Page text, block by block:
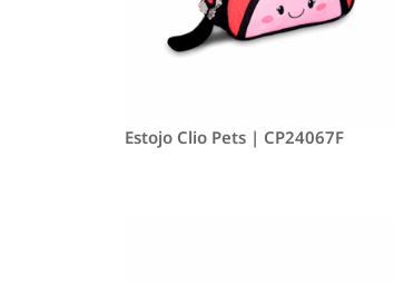
Estojo Clio Pets | CP24067F